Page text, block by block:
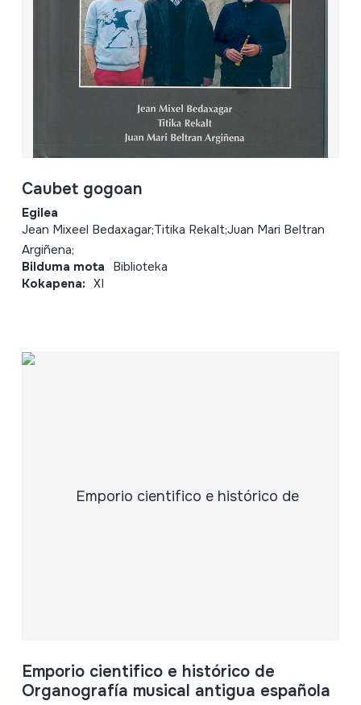
Caubet gogoan
Egilea
Jean Mixeel Bedaxagar;Titika Rekalt;Juan Mari Beltran
Argiñena;
Bilduma mota Biblioteka
Kokapena: XI
Emporio cientifico e histórico de
Organografía musical antigua española